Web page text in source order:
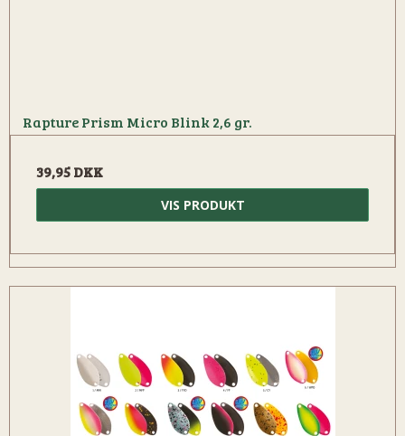
Rapture Prism Micro Blink 2,6 gr.
39,95 DKK
VIS PRODUKT